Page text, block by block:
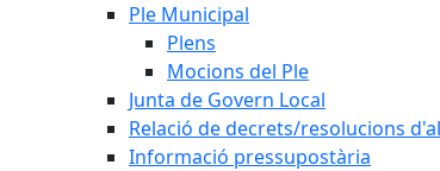
Ple Municipal
Plens
Mocions del Ple
Junta de Govern Local
Relació de decrets/resolucions
Informació pressupostària